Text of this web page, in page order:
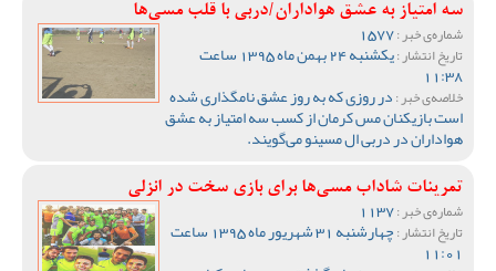
سه امتیاز به عشق هواداران/دربی با قلب مسی‌ها
شماره‌ی خبر :
تاریخ انتشار : یکشنبه 24 بهمن ماه 1395 ساعت
11:38
خلاصه‌ی خبر :در روزی که به روز عشق نامگذاری شده
است بازیکنان مس کرمان از کسب سه امتیاز به عشق
هواداران در دربی ال مسینو می‌گویند.
تمرینات شاداب مسی‌ها برای بازی سخت در انزلی
شماره‌ی خبر :
تاریخ انتشار : چهارشنبه 31 شهریور ماه 1395 ساعت
11:01